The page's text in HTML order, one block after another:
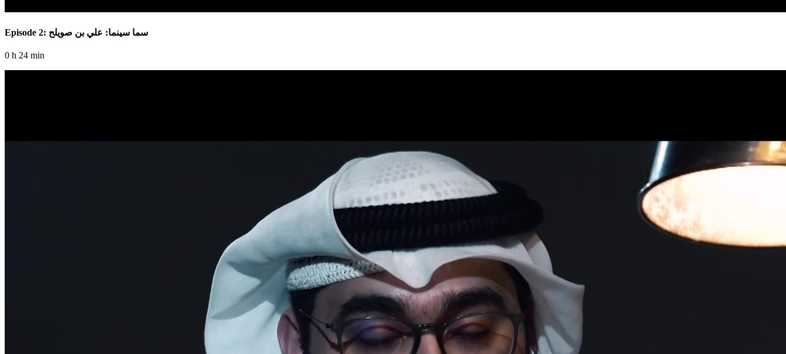
Episode 2: سما سينما: علي بن صويلح
0 h 24 min